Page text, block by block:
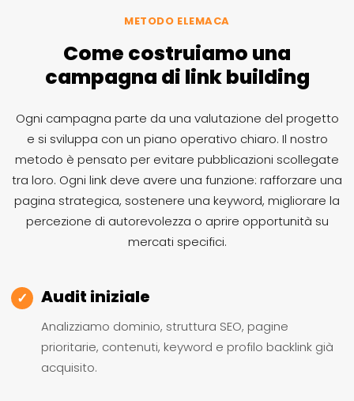
METODO ELEMACA
Come costruiamo una
campagna di link building
Ogni campagna parte da una valutazione del progetto
e si sviluppa con un piano operativo chiaro. Il nostro
metodo è pensato per evitare pubblicazioni scollegate
tra loro. Ogni link deve avere una funzione: rafforzare una
pagina strategica, sostenere una keyword, migliorare la
percezione di autorevolezza o aprire opportunità su
mercati specifici.
✓ Audit iniziale
Analizziamo dominio, struttura SEO, pagine
prioritarie, contenuti, keyword e profilo backlink già
acquisito.